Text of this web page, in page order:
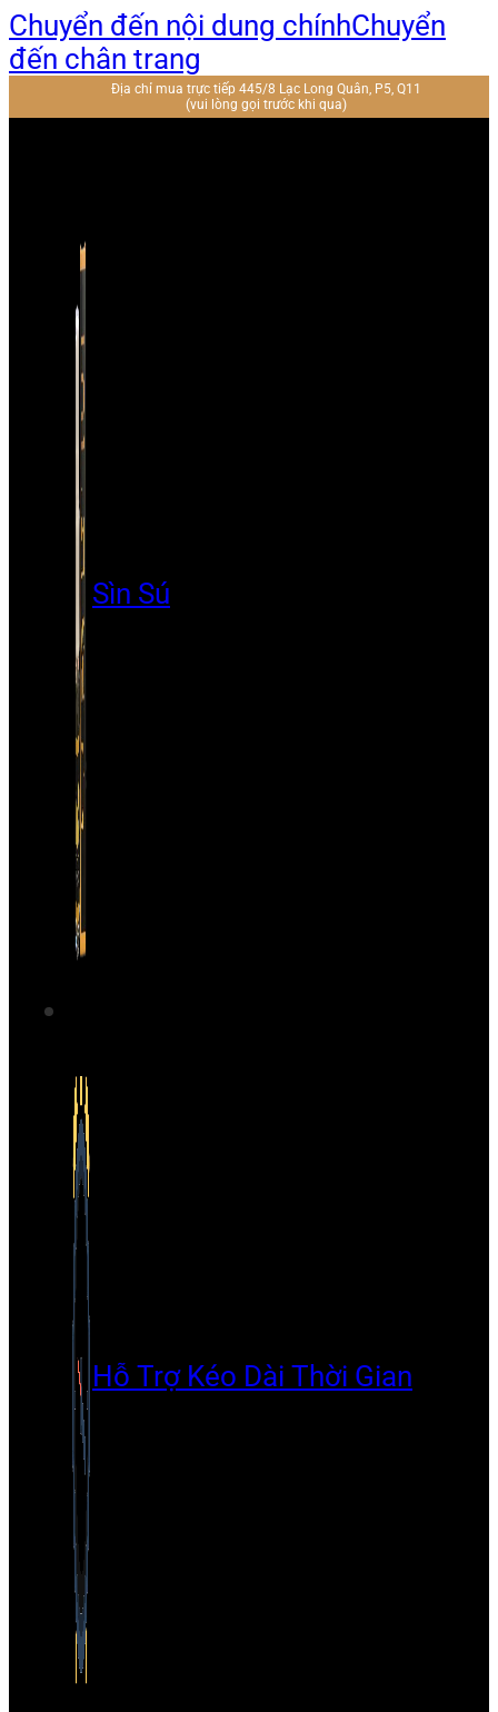
Chuyển đến nội dung chínhChuyển
đến chân trang
Địa chỉ mua trực tiếp 445/8 Lạc Long Quân, P5, Q11
(vui lòng gọi trước khi qua)
Sìn Sú
Hỗ Trợ Kéo Dài Thời Gian